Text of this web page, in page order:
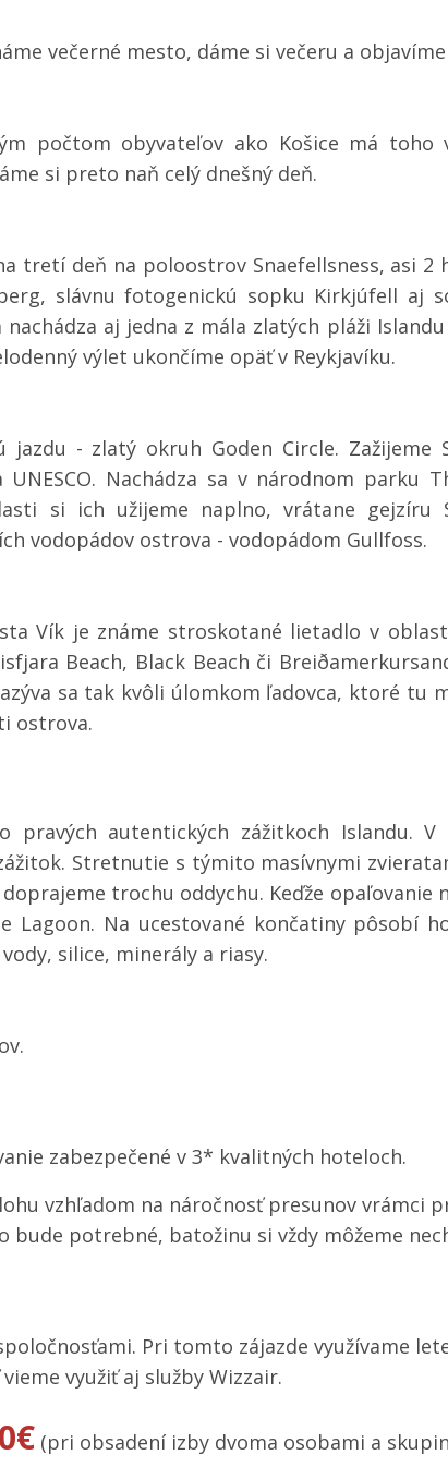
večerné mesto, dáme si večeru a
počtom obyvateľov ako Košice má
si preto naň celý dnešný deň.
tretí deň na poloostrov Snaefellsness, asi
slávnu fotogenickú sopku Kirkjúfell aj
aj jedna z mála zlatých pláži
výlet ukončíme opäť v Reykjavíku.
jazdu - zlatý okruh Goden Circle.
UNESCO. Nachádza sa v národnom
si ich užijeme naplno, vrátane
vodopádov ostrova - vodopádom Gullfoss.
Vík je známe stroskotané lietadlo v
Beach, Black Beach či
sa tak kvôli úlomkom ľadovca, ktoré tu
ostrova.
pravých autentických zážitkoch
Stretnutie s týmito masívnymi
trochu oddychu. Keďže
Lagoon. Na ucestované končatiny pôsobí
silice, minerály a riasy.
zabezpečené v 3* kvalitných hoteloch.
vzhľadom na náročnosť presunov vrámci
bude potrebné, batožinu si vždy môžeme
Pri tomto zájazde využívame
využiť aj služby Wizzair.
(pri obsadení izby dvoma osobami a